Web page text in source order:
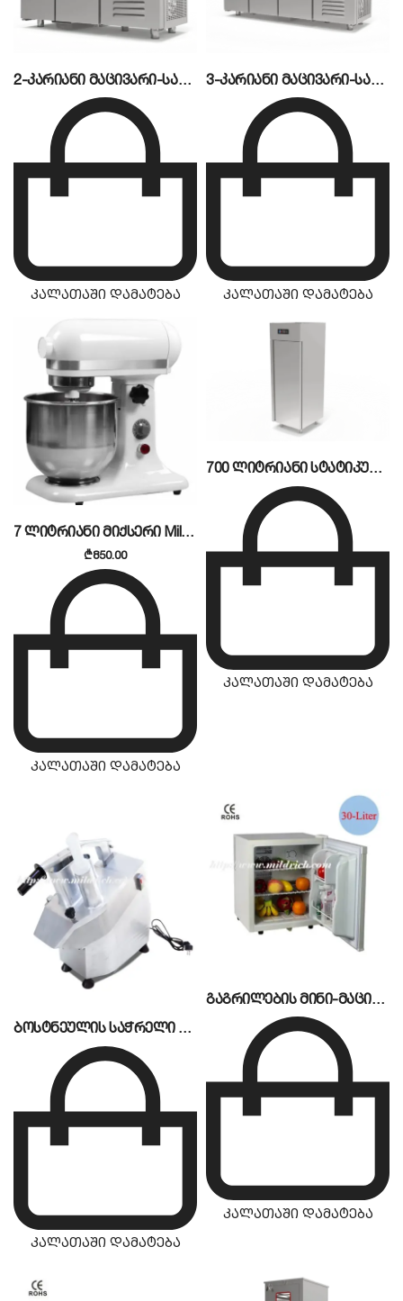
2-კარიანი მაცივარი-სამუშაო მაგიდა CSA
კალათაში დამატება
3-კარიანი მაცივარი-სამუშაო მაგიდა CSA
კალათაში დამატება
7 ლიტრიანი მიქსერი Mildrich
₾850.00
კალათაში დამატება
700 ლიტრიანი სტატიკური მაცივარი CSA
კალათაში დამატება
ბოსტნეულის საჭრელი MP-300
კალათაში დამატება
გაგრილების მინი-მაცივარი ქაფის კარით MAB-30A
კალათაში დამატება